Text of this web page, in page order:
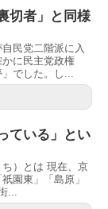
切者」と同様
民党二階派に入
に民主党政権
でした。し...
ている」とい
）とは 現在、京
園東」「島原」
...